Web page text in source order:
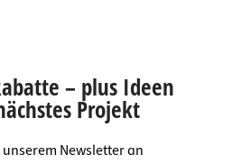
– plus Ideen
Projekt
Newsletter an